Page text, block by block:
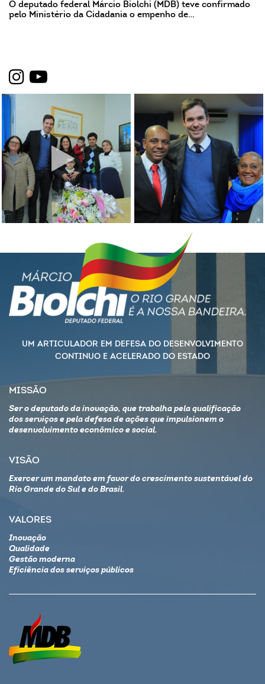
O deputado federal Márcio Biolchi (MDB) teve confirmado
pelo Ministério da Cidadania o empenho de…
UM ARTICULADOR EM DEFESA DO DESENVOLVIMENTO
CONTINUO E ACELERADO DO ESTADO
MISSÃO
Ser o deputado da inovação, que trabalha pela qualificação
dos serviços e pela defesa de ações que impulsionem o
desenvolvimento econômico e social.
VISÃO
Exercer um mandato em favor do crescimento sustentável do
Rio Grande do Sul e do Brasil.
VALORES
Inovação
Qualidade
Gestão moderna
Eficiência dos serviços públicos